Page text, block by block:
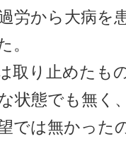
労から大病を
。
取り止めたも
状態でも無く
では無かった